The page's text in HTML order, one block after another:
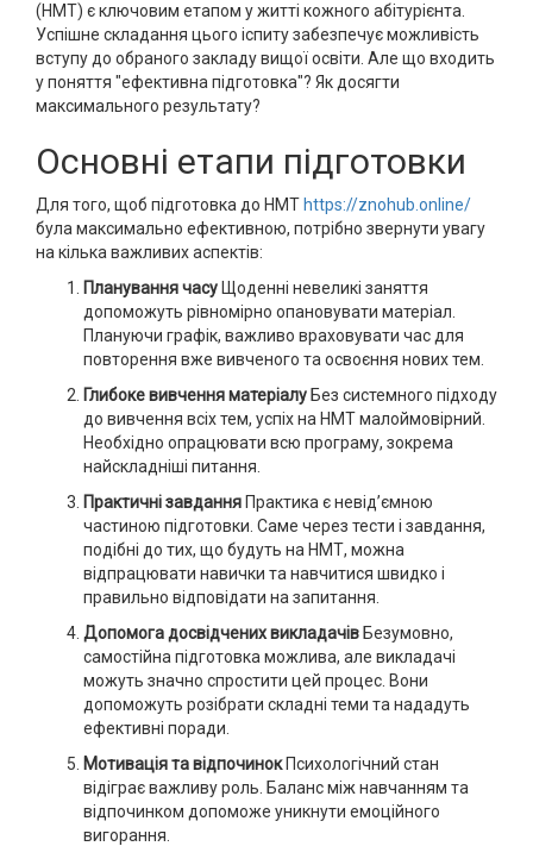
(НМТ) є ключовим етапом у житті кожного абітурієнта.
Успішне складання цього іспиту забезпечує можливість
вступу до обраного закладу вищої освіти. Але що входить
у поняття "ефективна підготовка"? Як досягти
максимального результату?
Основні етапи підготовки
Для того, щоб підготовка до НМТ https://znohub.online/
була максимально ефективною, потрібно звернути увагу
на кілька важливих аспектів:
Планування часу Щоденні невеликі заняття
допоможуть рівномірно опановувати матеріал.
Плануючи графік, важливо враховувати час для
повторення вже вивченого та освоєння нових тем.
Глибоке вивчення матеріалу Без системного підходу
до вивчення всіх тем, успіх на НМТ малоймовірний.
Необхідно опрацювати всю програму, зокрема
найскладніші питання.
Практичні завдання Практика є невід’ємною
частиною підготовки. Саме через тести і завдання,
подібні до тих, що будуть на НМТ, можна
відпрацювати навички та навчитися швидко і
правильно відповідати на запитання.
Допомога досвідчених викладачів Безумовно,
самостійна підготовка можлива, але викладачі
можуть значно спростити цей процес. Вони
допоможуть розібрати складні теми та нададуть
ефективні поради.
Мотивація та відпочинокПсихологічний стан
відіграє важливу роль. Баланс між навчанням та
відпочинком допоможе уникнути емоційного
вигорання.